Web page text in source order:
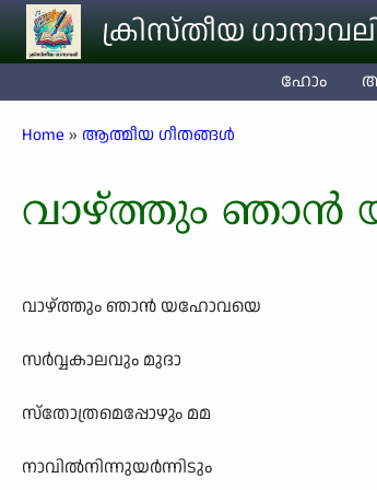
Skip to main content
ക്രിസ്തീയ
ഹോം
Breadcrumb
Home ആത്മീയ ഗീതങ്ങൾ
വാഴ്ത്തും
വാഴ്ത്തും ഞാൻ യഹോവയെ
സർവ്വകാലവും മുദാ
സ്തോത്രമെപ്പോഴും മമ
നാവിൽനിന്നുയർന്നിടും